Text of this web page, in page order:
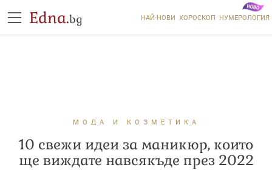
Edna.bg НАЙ-НОВИ ХОРОСКОП НУМЕРОЛОГИЯ
МОДА И КОЗМЕТИКА
10 свежи идеи за маникюр, които
ще виждате навсякъде през 2022